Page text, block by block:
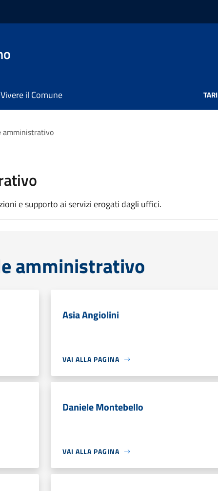
Vivere il Comune TARI
amministrativo
e supporto ai servizi erogati dagli uffici.
amministrativo
Asia Angiolini
VAI ALLA PAGINA
Daniele Montebello
VAI ALLA PAGINA